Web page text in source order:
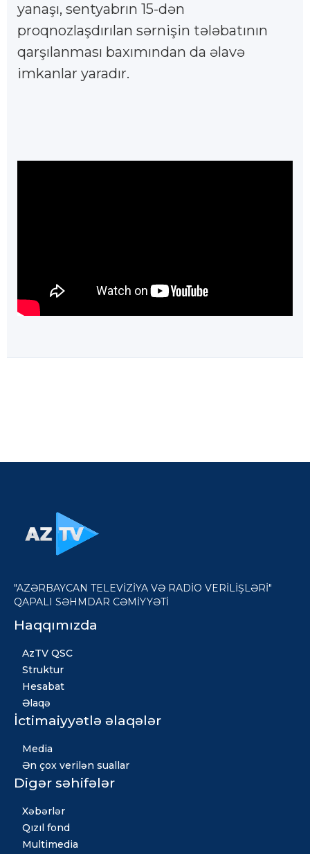
yanaşı, sentyabrın 15-dən
proqnozlaşdırılan sərnişin tələbatının
qarşılanması baxımından da əlavə
imkanlar yaradır.
"AZƏRBAYCAN TELEVİZİYA VƏ RADİO VERİLİŞLƏRİ"
QAPALI SƏHMDAR CƏMİYYƏTİ
Haqqımızda
AzTV QSC
Struktur
Hesabat
Əlaqə
İctimaiyyətlə əlaqələr
Media
Ən çox verilən suallar
Digər səhifələr
Xəbərlər
Qızıl fond
Multimedia